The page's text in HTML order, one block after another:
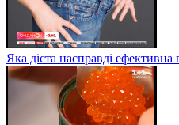
Яка дієта насправді ефективна